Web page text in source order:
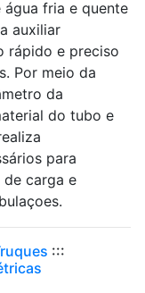
fria e quente
auxiliar
rápido e preciso
Por meio da
da
do tubo e
para
carga e
:::